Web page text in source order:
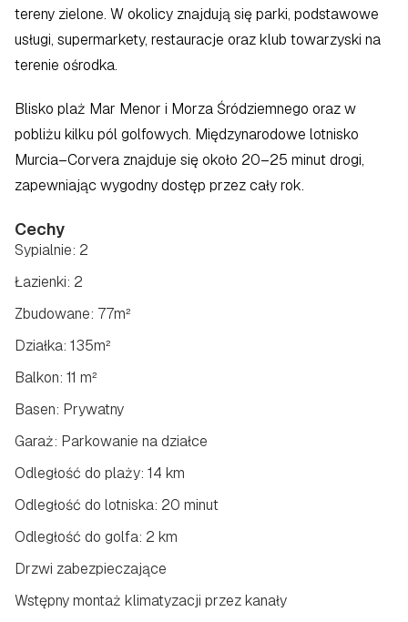
tereny zielone. W okolicy znajdują się parki, podstawowe
usługi, supermarkety, restauracje oraz klub towarzyski na
terenie ośrodka.
Blisko plaż Mar Menor i Morza Śródziemnego oraz w
pobliżu kilku pól golfowych. Międzynarodowe lotnisko
Murcia–Corvera znajduje się około 20–25 minut drogi,
zapewniając wygodny dostęp przez cały rok.
Cechy
Łazienki: 2
Zbudowane: 77m²
Sypialnie: 2
Działka: 135m²
Balkon: 11 m²
Basen: Prywatny
Garaż: Parkowanie na działce
Odległość do plaży: 14 km
Odległość do lotniska: 20 minut
Odległość do golfa: 2 km
Drzwi zabezpieczające
Wstępny montaż klimatyzacji przez kanały